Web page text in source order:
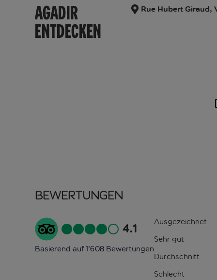
AGADIR
ENTDECKEN
Rue Hubert Giraud,
Bewertungen
4.1
Basierend auf 1'608 Bewertungen
Ausgezeichnet
Sehr gut
Durchschnitt
Schlecht